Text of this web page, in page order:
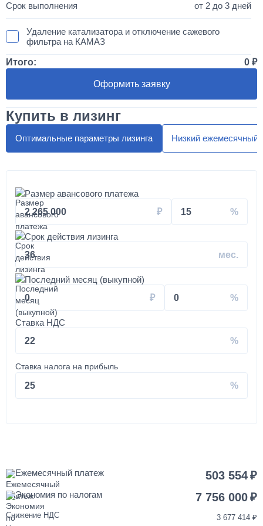
от 2 до 3 дней
Удаление катализатора и отключение сажевого
фильтра на КАМАЗ
50 000
Установка двухместного спальника с высокой крышей
Установка автоматической системы подкачки колес и
шин на вездеход КАМАЗ
Установка КМУ 4-5 тонн на КАМАЗ
Установка запасного колеса на КАМАЗ
120 000
от 3 до 5 дней
Итого: 0
Оформить заявку
Купить в лизинг
Оптимальные параметры лизинга Низкий ежемесячный
Размер авансового платежа
2 265 000
15
Срок действия лизинга
36
Последний месяц (выкупной)
0
0
Ставка НДС
22
Ставка налога на прибыль
25
Ежемесячный платеж 503 554
Экономия по налогам 7 756 000
Снижение НДС
3 677 414